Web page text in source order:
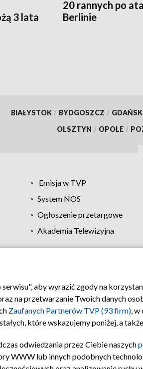
3 lata
20 rannych po
Berlinie
BIAŁYSTOK / BYDGOSZCZ / GDAŃSK
OLSZTYN / OPOLE /
Emisja w TVP
System NOS
Ogłoszenie przetargowe
Akademia Telewizyjna
Regulamin TVP Polityka
aby wyrazić zgody na
na przetwarzanie Twoich danych
Zaufanych Partnerów TVP (93 firm),
które wskazujemy poniżej, a
odwiedzania przez Ciebie naszych
WWW lub innych podobnych